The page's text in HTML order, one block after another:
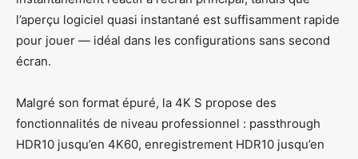
l’aperçu logiciel quasi instantané est suffisamment rapide
pour jouer — idéal dans les configurations sans second
écran.
Malgré son format épuré, la 4K S propose des
fonctionnalités de niveau professionnel : passthrough
HDR10 jusqu’en 4K60, enregistrement HDR10 jusqu’en